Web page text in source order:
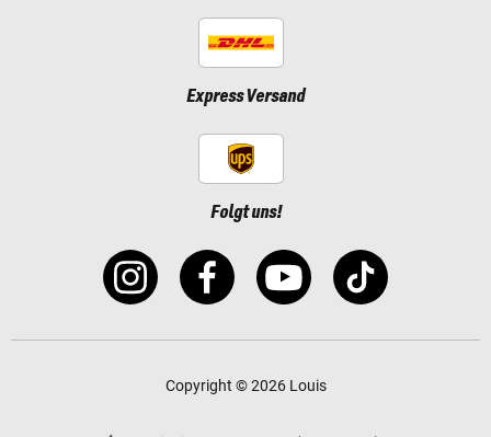
Express Versand
Folgt uns!
Copyright © 2026 Louis